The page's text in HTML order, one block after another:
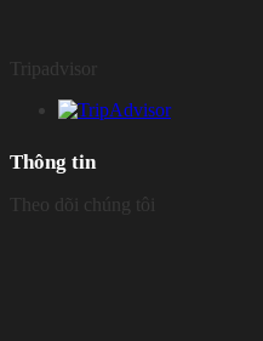
Tripadvisor
Thông tin
Theo dõi chúng tôi